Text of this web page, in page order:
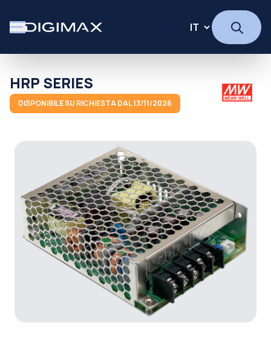
HRP SERIES
DISPONIBILE SU RICHIESTA DAL 13/11/2026